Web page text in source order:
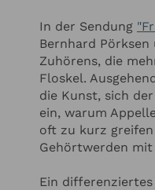
In der Sendung
Bernhard
Zuhörens, die
Floskel.
die Kunst, sich
ein, warum
oft zu kurz
Gehörtwerden
Ein